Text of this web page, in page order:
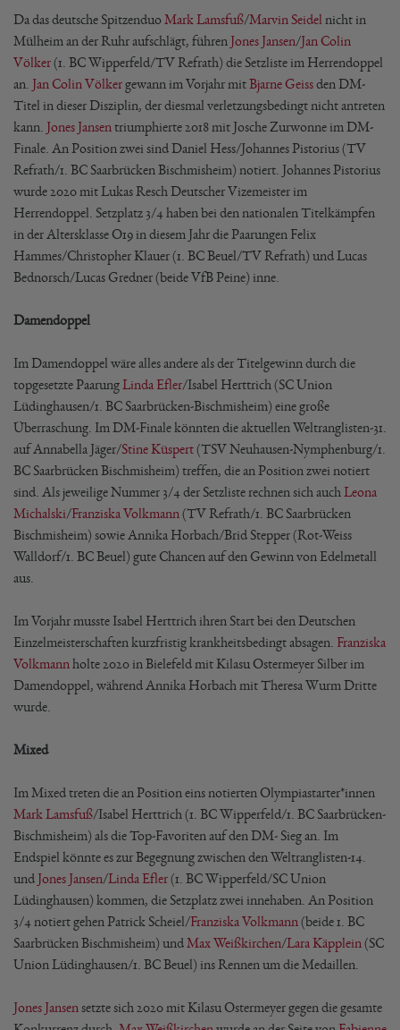
Da das deutsche SpitzenduoMark Lamsfuß/Marvin Seidel nicht in
Mülheim an der Ruhr aufschlägt, führen Jones Jansen/Jan Colin
Völker(1. BC Wipperfeld/TV Refrath) die Setzliste im Herrendoppel
an. Jan Colin Völkergewann im Vorjahr mitBjarne Geissden DM-
Titel in dieser Disziplin, der diesmal verletzungsbedingt nicht antreten
kann. Jones Jansen triumphierte 2018 mit Josche Zurwonne im DM-
Finale. An Position zwei sind Daniel Hess/Johannes Pistorius (TV
Refrath/1. BC Saarbrücken Bischmisheim) notiert. Johannes Pistorius
wurde 2020 mit Lukas Resch Deutscher Vizemeister im
Herrendoppel. Setzplatz 3/4 haben bei den nationalen Titelkämpfen
in der Altersklasse O19 in diesem Jahr die Paarungen Felix
Hammes/Christopher Klauer (1. BC Beuel/TV Refrath) und Lucas
Bednorsch/Lucas Gredner (beide VfB Peine) inne.
Damendoppel
Im Damendoppel wäre alles andere als der Titelgewinn durch die
topgesetzte Paarung Linda Efler/Isabel Herttrich (SC Union
Lüdinghausen/1. BC Saarbrücken-Bischmisheim) eine große
Überraschung. Im DM-Finale könnten die aktuellen Weltranglisten-31.
auf Annabella Jäger/Stine Küspert(TSV Neuhausen-Nymphenburg/1.
BC Saarbrücken Bischmisheim) treffen, die an Position zwei notiert
sind. Als jeweilige Nummer 3/4 der Setzliste rechnen sich auch Leona
Michalski/Franziska Volkmann (TV Refrath/1. BC Saarbrücken
Bischmisheim) sowie Annika Horbach/Brid Stepper (Rot-Weiss
Walldorf/1. BC Beuel) gute Chancen auf den Gewinn von Edelmetall
aus.
Im Vorjahr musste Isabel Herttrich ihren Start bei den Deutschen
Einzelmeisterschaften kurzfristig krankheitsbedingt absagen. Franziska
Volkmann holte 2020 in Bielefeld mit Kilasu Ostermeyer Silber im
Damendoppel, während Annika Horbach mit Theresa Wurm Dritte
wurde.
Mixed
Im Mixed treten die an Position eins notierten Olympiastarter*innen
Mark Lamsfuß/Isabel Herttrich (1. BC Wipperfeld/1. BC Saarbrücken-
Bischmisheim) als die Top-Favoriten auf den DM- Sieg an. Im
Endspiel könnte es zur Begegnung zwischen den Weltranglisten-14.
und Jones Jansen/Linda Efler(1. BC Wipperfeld/SC Union
Lüdinghausen) kommen, die Setzplatz zwei innehaben. An Position
3/4 notiert gehen Patrick Scheiel/Franziska Volkmann (beide 1. BC
Saarbrücken Bischmisheim) undMax Weißkirchen/Lara Käpplein (SC
Union Lüdinghausen/1. BC Beuel) ins Rennen um die Medaillen.
Jones Jansen setzte sich 2020 mit Kilasu Ostermeyer gegen die gesamte